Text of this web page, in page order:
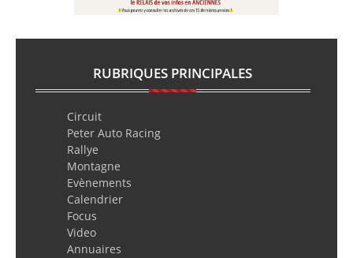
RUBRIQUES PRINCIPALES
Circuit
Peter Auto Racing
Rallye
Montagne
Evènements
Calendrier
Focus
Video
Annuaires